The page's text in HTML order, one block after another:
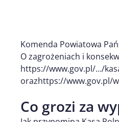
Komenda Powiatowa
O zagrożeniach i
https://www.gov.pl/…/
orazhttps://www.gov.pl/
Co grozi za